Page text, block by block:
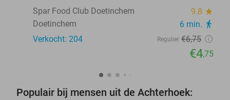
Spar Food Club Doetinchem
9.8 star
Doetinchem 6 min. directions_walk
Verkocht: 204 Regulier €6,75
€4,75
Populair bij mensen uit de Achterhoek: